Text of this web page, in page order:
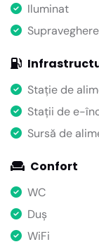
Iluminat
Stație de
Stații de e-
Sursă de
Confort
WC
Duș
WiFi